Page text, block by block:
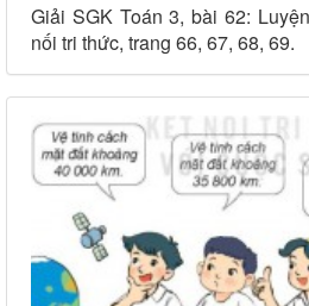
Giải SGK Toán 3, bài 62:
nối tri thức, trang 66, 67, 68, 69.